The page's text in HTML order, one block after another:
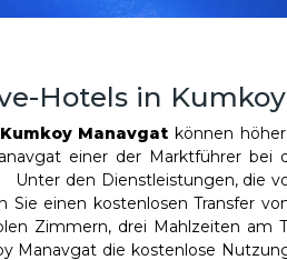
Hotels in
Manavgat können
einer der Marktführer bei
den Dienstleistungen, die
einen kostenlosen Transfer
Zimmern, drei Mahlzeiten am
Manavgat die kostenlose